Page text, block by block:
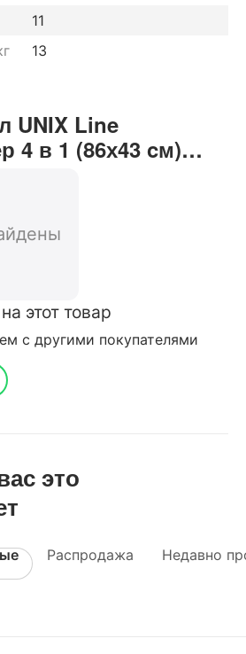
11
13
UNIX Line
4 в 1 (86х43 cм)
этот товар
с другими покупателями
это
Распродажа Недавно